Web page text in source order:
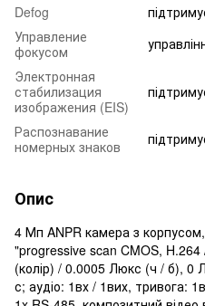
Defog
Управление
фокусом
Электронная
стабилизация
изображения (EIS)
Распознавание
номерных знаков
Опис
4 Мп ANPR камера з
"progressive scan CMOS,
(колір) / 0.0005 Люкс (ч / б), 0
с; аудіо: 1вх / 1вих, тривога: